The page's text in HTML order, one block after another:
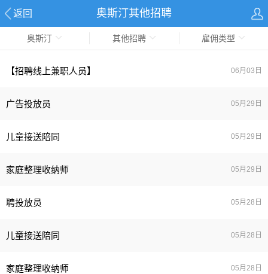
返回 奥斯汀其他招聘
奥斯汀 其他招聘 雇佣类型
【招聘线上兼职人员】 06月03日
广告投放员 05月29日
儿童接送陪同 05月29日
家庭整理收纳师 05月29日
聘投放员 05月28日
儿童接送陪同 05月28日
家庭整理收纳师 05月28日